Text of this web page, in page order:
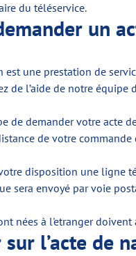
du téléservice.
un
est une prestation de
de l’aide de notre équipe
de demander votre acte
de votre commande
disposition une ligne
sera envoyé par voie
nées à l'etranger
l’acte de